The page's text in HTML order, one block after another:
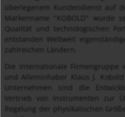
überlegenem Kundendienst auf
Markenname "KOBOLD" wurde
Qualität und technologischen
entstanden Weltweit
Die internationale Firmengruppe
und Alleininhaber Klaus J.
Unternehmen sind die
Vertrieb von Instrumenten zur
Regelung der physikalischen